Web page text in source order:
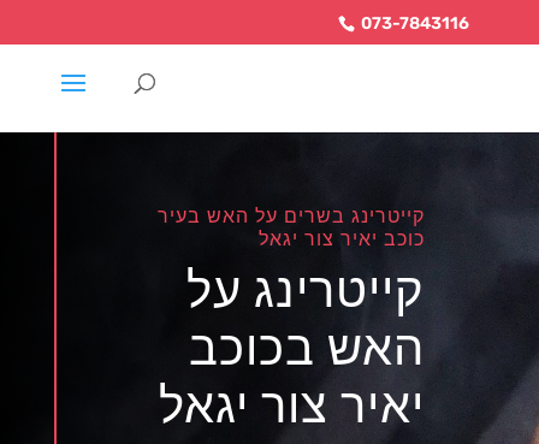
073-7843116
קייטרינג בשרים על האש בעיר
כוכב יאיר צור יגאל
קייטרינג על
האש בכוכב
יאיר צור יגאל